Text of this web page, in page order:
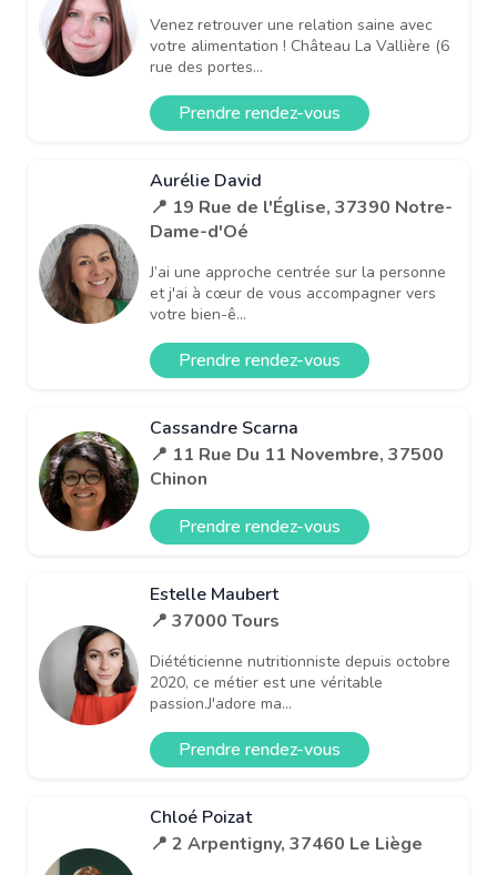
Venez retrouver une relation saine avec
votre alimentation ! Château La Vallière (6
rue des portes...
Prendre rendez-vous
Aurélie David
📍 19 Rue de l'Église, 37390 Notre-
Dame-d'Oé
J’ai une approche centrée sur la personne
et j'ai à cœur de vous accompagner vers
votre bien-ê...
Prendre rendez-vous
Cassandre Scarna
📍 11 Rue Du 11 Novembre, 37500
Chinon
Prendre rendez-vous
Estelle Maubert
📍 37000 Tours
Diététicienne nutritionniste depuis octobre
2020, ce métier est une véritable
passion.J'adore ma...
Prendre rendez-vous
Chloé Poizat
📍 2 Arpentigny, 37460 Le Liège